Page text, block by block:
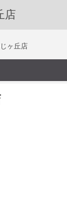
店
ヶ丘店